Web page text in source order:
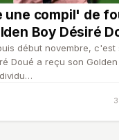
une compil' de
Boy Désiré
début novembre, c'est
Doué a reçu son Golden